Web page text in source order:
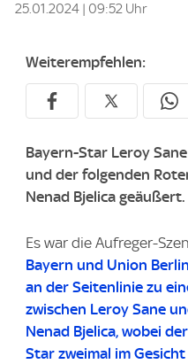
25.01.2024 | 09:52 Uhr
Weiterempfehlen:
Bayern-Star Leroy
und der folgenden
Nenad Bjelica geäußert.
Es war die Aufreger-
Bayern und Union Berlin
an der Seitenlinie zu
zwischen Leroy Sane
Nenad Bjelica, wobei
Star zweimal im